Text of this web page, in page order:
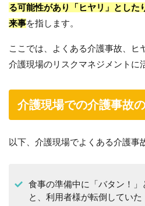
る可能性があり「ヒヤリ」とした
来事を指します。
ここでは、よくある介護事故、ヒ
介護現場のリスクマネジメントに
介護現場での介護事故
以下、介護現場でよくある介護事
食事の準備中に「バタン！」
と、利用者様が転倒していた